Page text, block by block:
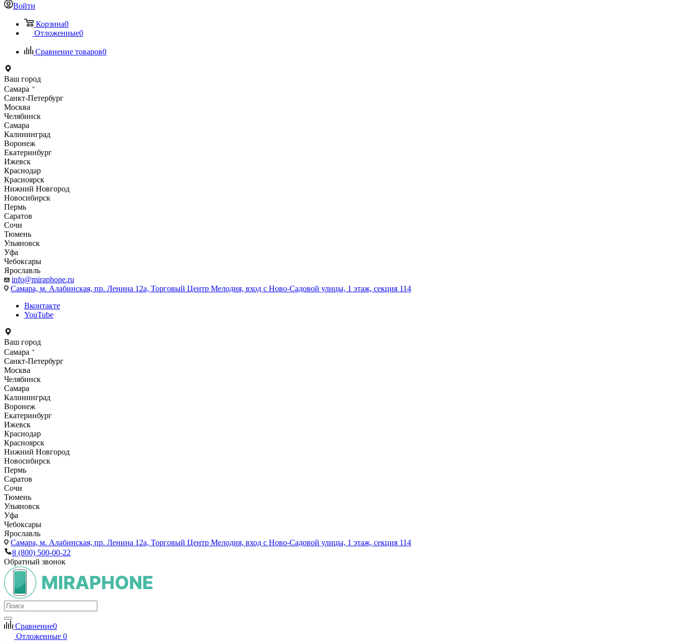
Войти
Корзина0
Отложенные0
Сравнение товаров0
Ваш город
Самара
Санкт-Петербург
Москва
Челябинск
Самара
Калининград
Воронеж
Екатеринбург
Ижевск
Краснодар
Красноярск
Нижний Новгород
Новосибирск
Пермь
Саратов
Сочи
Тюмень
Ульяновск
Уфа
Чебоксары
Ярославль
info@miraphone.ru
Самара, м. Алабинская, пр. Ленина 12а, Торговый Центр Мелодия, вход с Ново-Садовой улицы, 1 этаж, секция 114
Вконтакте
YouTube
Ваш город
Самара
Санкт-Петербург
Москва
Челябинск
Самара
Калининград
Воронеж
Екатеринбург
Ижевск
Краснодар
Красноярск
Нижний Новгород
Новосибирск
Пермь
Саратов
Сочи
Тюмень
Ульяновск
Уфа
Чебоксары
Ярославль
Самара, м. Алабинская, пр. Ленина 12а, Торговый Центр Мелодия, вход с Ново-Садовой улицы, 1 этаж, секция 114
8 (800) 500-00-22
Обратный звонок
Сравнение0
Отложенные 0